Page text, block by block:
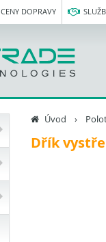
CENY DOPRAVY
Úvod ›
Dřík